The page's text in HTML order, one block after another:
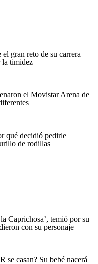
gran reto de su carrera
la timidez
el Movistar Arena de
qué decidió pedirle
de rodillas
Caprichosa’, temió por su
con su personaje
se casan? Su bebé nacerá